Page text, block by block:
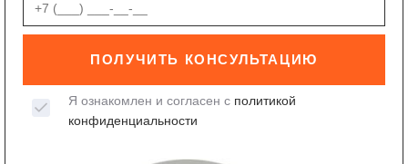
ПОЛУЧИТЬ КОНСУЛЬТАЦИЮ
Я ознакомлен и согласен с политикой
конфиденциальности